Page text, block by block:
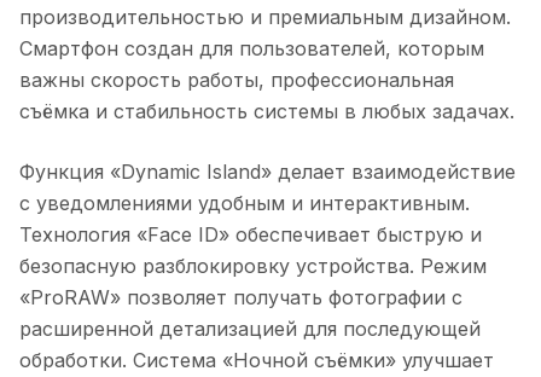
производительностью и премиальным дизайном.
Смартфон создан для пользователей, которым
важны скорость работы, профессиональная
съёмка и стабильность системы в любых задачах.
Функция «Dynamic Island» делает взаимодействие
с уведомлениями удобным и интерактивным.
Технология «Face ID» обеспечивает быструю и
безопасную разблокировку устройства. Режим
«ProRAW» позволяет получать фотографии с
расширенной детализацией для последующей
обработки. Система «Ночной съёмки» улучшает